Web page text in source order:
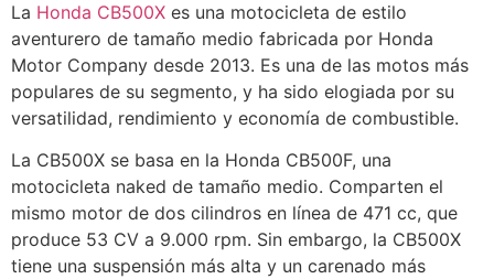
La Honda CB500X es una motocicleta de estilo
aventurero de tamaño medio fabricada por Honda
Motor Company desde 2013. Es una de las motos más
populares de su segmento, y ha sido elogiada por su
versatilidad, rendimiento y economía de combustible.
La CB500X se basa en la Honda CB500F, una
motocicleta naked de tamaño medio. Comparten el
mismo motor de dos cilindros en línea de 471 cc, que
produce 53 CV a 9.000 rpm. Sin embargo, la CB500X
tiene una suspensión más alta y un carenado más